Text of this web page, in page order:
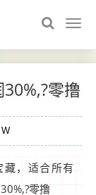
零撸